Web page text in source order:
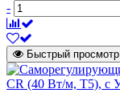
-
Быстрый просмотр